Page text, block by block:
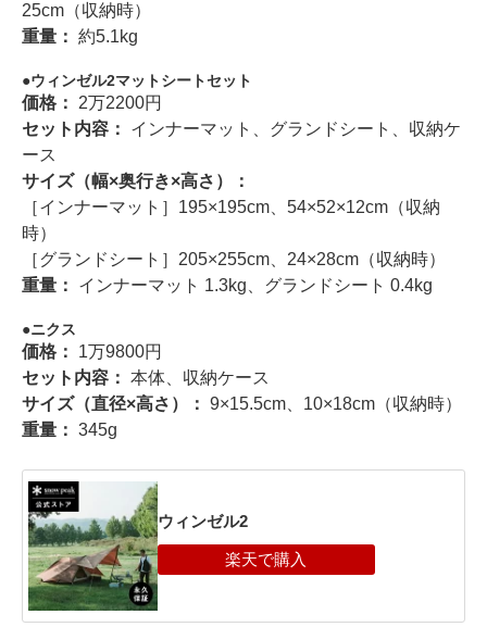
25cm（収納時）
重量： 約5.1kg
ウィンゼル2マットシートセット
価格： 2万2200円
セット内容： インナーマット、グランドシート、収納ケ
ース
サイズ（幅×奥行き×高さ）：
［インナーマット］195×195cm、54×52×12cm（収納
時）
［グランドシート］205×255cm、24×28cm（収納時）
重量： インナーマット 1.3kg、グランドシート 0.4kg
ニクス
価格： 1万9800円
セット内容： 本体、収納ケース
サイズ（直径×高さ）： 9×15.5cm、10×18cm（収納時）
重量： 345g
ウィンゼル2